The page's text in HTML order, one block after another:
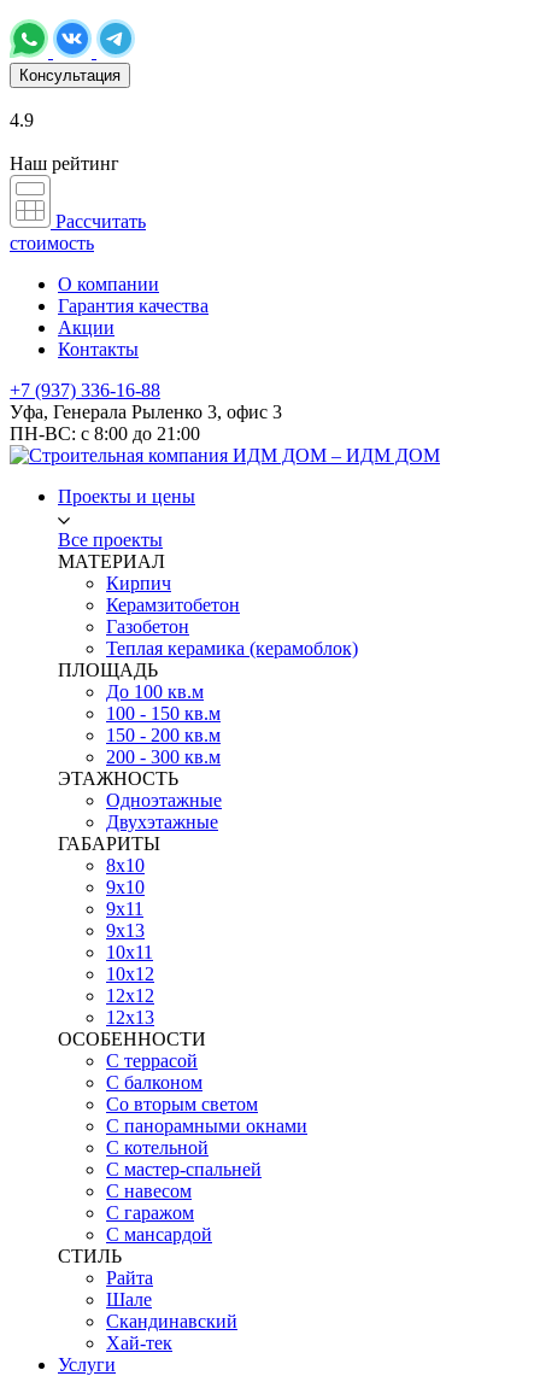
Консультация
4.9
Наш рейтинг
Рассчитать
стоимость
О компании
Гарантия качества
Акции
Контакты
+7 (937) 336-16-88
Уфа, Генерала Рыленко 3, офис 3
ПН-ВС: с 8:00 до 21:00
Проекты и цены
Все проекты
МАТЕРИАЛ
Кирпич
Керамзитобетон
Газобетон
Теплая керамика (керамоблок)
ПЛОЩАДЬ
До 100 кв.м
100 - 150 кв.м
150 - 200 кв.м
200 - 300 кв.м
ЭТАЖНОСТЬ
Одноэтажные
Двухэтажные
ГАБАРИТЫ
8х10
9х10
9х11
9х13
10х11
10х12
12х12
12х13
ОСОБЕННОСТИ
С террасой
С балконом
Со вторым светом
С панорамными окнами
С котельной
С мастер-спальней
С навесом
С гаражом
С мансардой
СТИЛЬ
Райта
Шале
Скандинавский
Хай-тек
Услуги